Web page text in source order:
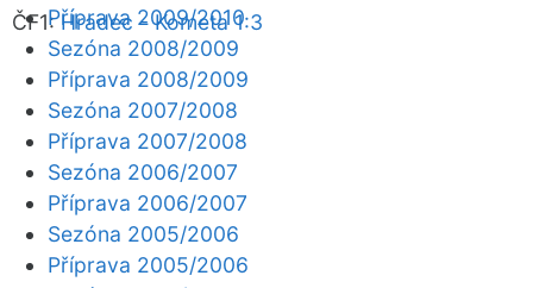
ČF1:Hradec - Kometa 1:3
Příprava 2009/2010
Sezóna 2008/2009
Příprava 2008/2009
Sezóna 2007/2008
Příprava 2007/2008
Sezóna 2006/2007
Příprava 2006/2007
Sezóna 2005/2006
Příprava 2005/2006